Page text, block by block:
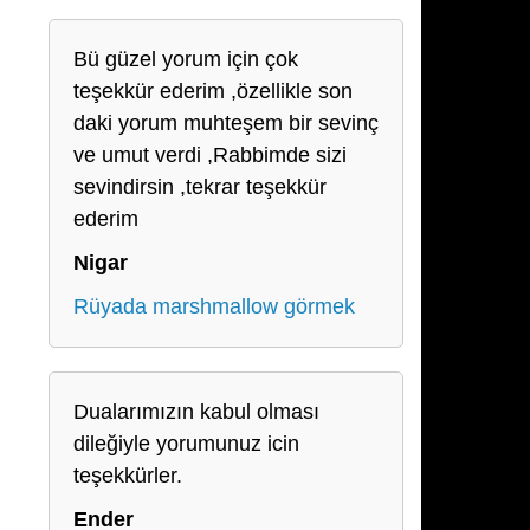
Bü güzel yorum için çok
teşekkür ederim ,özellikle son
daki yorum muhteşem bir sevinç
ve umut verdi ,Rabbimde sizi
sevindirsin ,tekrar teşekkür
ederim
Nigar
Rüyada marshmallow görmek
Dualarımızın kabul olması
dileğiyle yorumunuz icin
teşekkürler.
Ender